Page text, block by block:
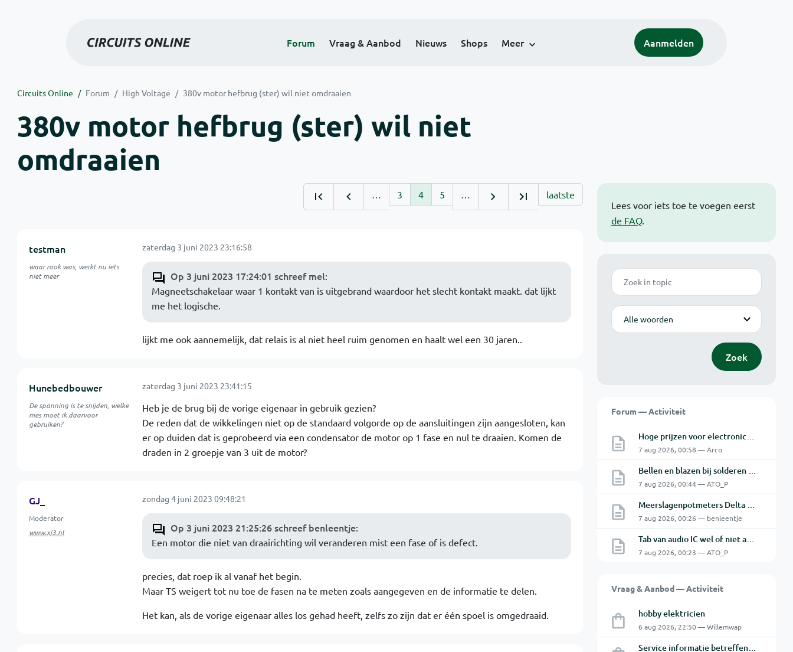
Forum Vraag & Aanbod Nieuws Shops Meer Aanmelden
Circuits Online Forum High Voltage 380v motor hefbrug (ster) wil niet omdraaien
380v motor hefbrug (ster) wil niet
omdraaien
Lees voor iets toe te voegen eerst
de FAQ.
Zoek
Modus
Zoek
Forum — Activiteit
Hoge prijzen voor electronica hobbyisten
7 aug 2026, 00:58 — Arco
Bellen en blazen bij solderen van Chinese PCBs
7 aug 2026, 00:44 — ATO_P
Meerslagenpotmeters Delta SM45-70D
7 aug 2026, 00:26 — benleentje
Tab van audio IC wel of niet aan de GND.
7 aug 2026, 00:23 — ATO_P
Vraag & Aanbod — Activiteit
hobby elektricien
6 aug 2026, 22:50 — Willemwap
Service informatie betreffende een GFC-8010 van GW
… 3 4 5 … laatste
testman
waar rook was, werkt nu iets
niet meer
zaterdag 3 juni 2023 23:16:58
Op 3 juni 2023 17:24:01 schreef mel:
Magneetschakelaar waar 1 kontakt van is uitgebrand waardoor het slecht kontakt maakt. dat lijkt
me het logische.
lijkt me ook aannemelijk, dat relais is al niet heel ruim genomen en haalt wel een 30 jaren..
Hunebedbouwer
De spanning is te snijden, welke
mes moet ik daarvoor
gebruiken?
zaterdag 3 juni 2023 23:41:15
Heb je de brug bij de vorige eigenaar in gebruik gezien?
De reden dat de wikkelingen niet op de standaard volgorde op de aansluitingen zijn aangesloten, kan
er op duiden dat is geprobeerd via een condensator de motor op 1 fase en nul te draaien. Komen de
draden in 2 groepje van 3 uit de motor?
GJ_
Moderator
www.xj3.nl
zondag 4 juni 2023 09:48:21
Op 3 juni 2023 21:25:26 schreef benleentje:
Een motor die niet van draairichting wil veranderen mist een fase of is defect.
precies, dat roep ik al vanaf het begin.
Maar TS weigert tot nu toe de fasen na te meten zoals aangegeven en de informatie te delen.
Het kan, als de vorige eigenaar alles los gehad heeft, zelfs zo zijn dat er één spoel is omgedraaid.